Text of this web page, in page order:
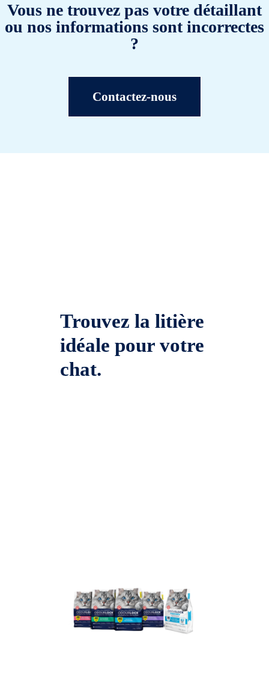
Vous ne trouvez pas votre détaillant
ou nos informations sont incorrectes
?
Contactez-nous
Trouvez la litière
idéale pour votre
chat.